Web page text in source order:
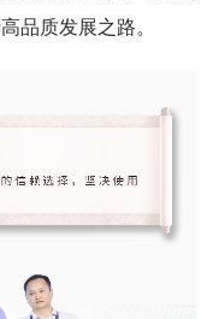
品质发展之路。